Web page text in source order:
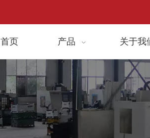
首页 产品 关于我